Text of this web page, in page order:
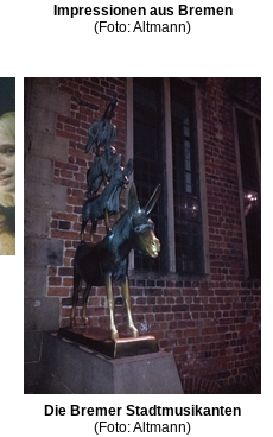
Impressionen aus Bremen
(Foto: Altmann)
Die Bremer Stadtmusikanten
(Foto: Altmann)